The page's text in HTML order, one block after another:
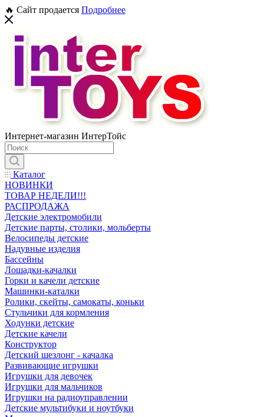
🔥 Сайт продается Подробнее
Интернет-магазин ИнтерТойс
Каталог
НОВИНКИ
ТОВАР НЕДЕЛИ!!!
РАСПРОДАЖА
Детские электромобили
Детские парты, столики, мольберты
Велосипеды детские
Надувные изделия
Бассейны
Лошадки-качалки
Горки и качели детские
Машинки-каталки
Ролики, скейты, самокаты, коньки
Стульчики для кормления
Ходунки детские
Детские качели
Конструктор
Детский шезлонг - качалка
Развивающие игрушки
Игрушки для девочек
Игрушки для мальчиков
Игрушки на радиоуправлении
Детские мультибуки и ноутбуки